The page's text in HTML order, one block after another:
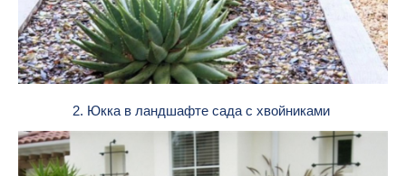
2. Юкка в ландшафте сада с хвойниками